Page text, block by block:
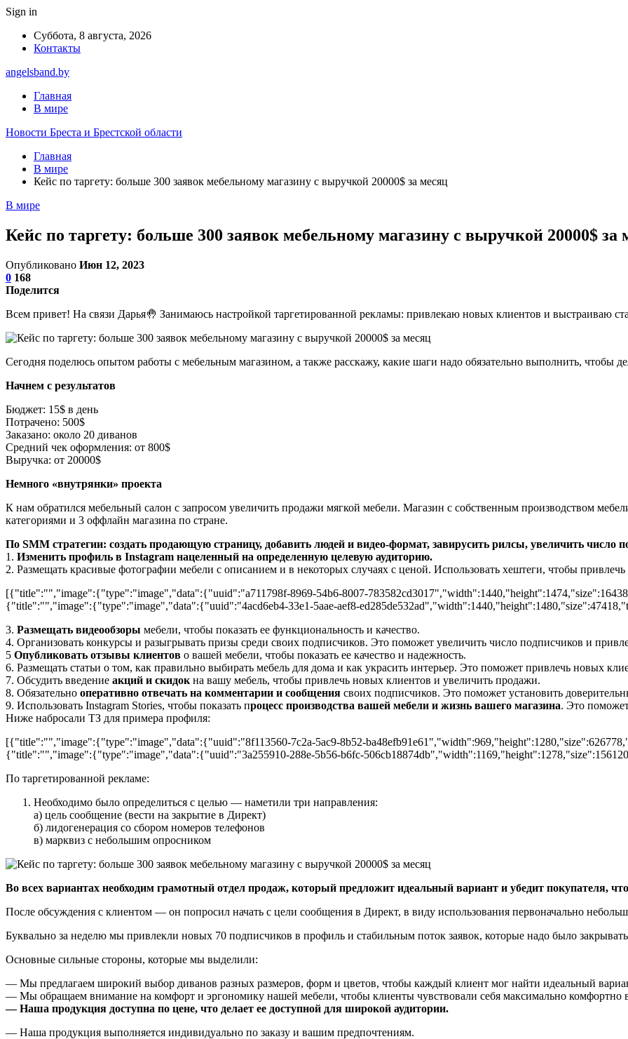
Sign in
Суббота, 8 августа, 2026
Контакты
angelsband.by
Главная
В мире
Новости Бреста и Брестской области
Главная
В мире
Кейс по таргету: больше 300 заявок мебельному магазину с выручкой 20000$ за месяц
В мире
Кейс по таргету: больше 300 заявок мебельному магазину с выручкой 20000$ за
Опубликовано Июн 12, 2023
0 168
Поделится
Всем привет! На связи Дарья🤚 Занимаюсь настройкой таргетированной рекламы: привлекаю новых клиентов и выстраиваю
Сегодня поделюсь опытом работы с мебельным магазином, а также расскажу, какие шаги надо обязательно выполнить, чтобы
Начнем с результатов
Бюджет: 15$ в день
Потрачено: 500$
Заказано: около 20 диванов
Средний чек оформления: от 800$
Выручка: от 20000$
Немного «внутрянки» проекта
К нам обратился мебельный салон с запросом увеличить продажи мягкой мебели. Магазин с собственным производством
категориями и 3 оффлайн магазина по стране.
По SMM стратегии: создать продающую страницу, добавить людей и видео-формат, завирусить рилсы, увеличить число
1. Изменить профиль в Instagram нацеленный на определенную целевую аудиторию.
2. Размещать красивые фотографии мебели с описанием и в некоторых случаях с ценой. Использовать хештеги, чтобы
[{"title":"","image":{"type":"image","data":{"uuid":"a711798f-8969-54b6-8007-
{"title":"","image":{"type":"image","data":{"uuid":"4acd6eb4-33e1-5aae-aef8-
3. Размещать видеообзоры мебели, чтобы показать ее функциональность и качество.
4. Организовать конкурсы и разыгрывать призы среди своих подписчиков. Это поможет увеличить число подписчиков и
5 Опубликовать отзывы клиентов о вашей мебели, чтобы показать ее качество и надежность.
6. Размещать статьи о том, как правильно выбирать мебель для дома и как украсить интерьер. Это поможет привлечь новых
7. Обсудить введение акций и скидок на вашу мебель, чтобы привлечь новых клиентов и увеличить продажи.
8. Обязательно оперативно отвечать на комментарии и сообщения своих подписчиков. Это поможет установить
9. Использовать Instagram Stories, чтобы показать процесс производства вашей мебели и жизнь вашего магазина. Это
Ниже набросали ТЗ для примера профиля:
[{"title":"","image":{"type":"image","data":{"uuid":"8f113560-7c2a-5ac9-8b52-
{"title":"","image":{"type":"image","data":{"uuid":"3a255910-288e-5b56-b6fc-
По таргетированной рекламе:
Необходимо было определиться с целью — наметили три направления:
а) цель сообщение (вести на закрытие в Директ)
б) лидогенерация со сбором номеров телефонов
в) марквиз с небольшим опросником
Во всех вариантах необходим грамотный отдел продаж, который предложит идеальный вариант и убедит покупателя,
После обсуждения с клиентом — он попросил начать с цели сообщения в Директ, в виду использования первоначально
Буквально за неделю мы привлекли новых 70 подписчиков в профиль и стабильным поток заявок, которые надо было
Основные сильные стороны, которые мы выделили:
— Мы предлагаем широкий выбор диванов разных размеров, форм и цветов, чтобы каждый клиент мог найти идеальный
— Мы обращаем внимание на комфорт и эргономику нашей мебели, чтобы клиенты чувствовали себя максимально комфортно
— Наша продукция доступна по цене, что делает ее доступной для широкой аудитории.
— Наша продукция выполняется индивидуально по заказу и вашим предпочтениям.